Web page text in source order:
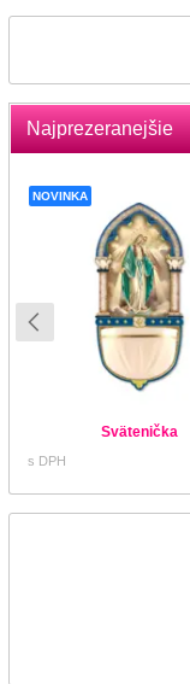
Najprezeranejšie
NOVINKA
Svätenička
s DPH